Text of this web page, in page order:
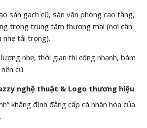
sàn gạch cũ, sàn văn phòng cao tầng,
trong trung tâm thương mại (nơi cần
nhẹ tải trọng).
nhẹ, thời gian thi công nhanh, bám
cũ.
nghệ thuật & Logo thương hiệu
khẳng định đẳng cấp cá nhân hóa của